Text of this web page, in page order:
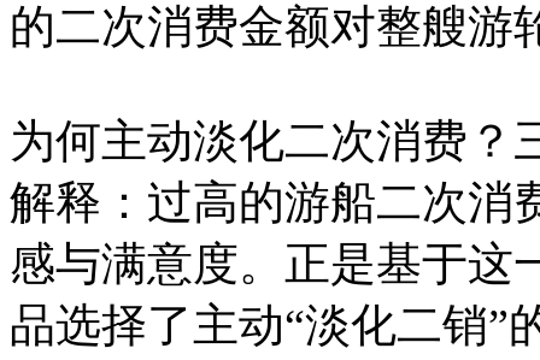
的二次消费金额对整艘游
为何主动淡化二次消费？
解释：过高的游船二次消
感与满意度。正是基于这
品选择了主动“淡化二销”